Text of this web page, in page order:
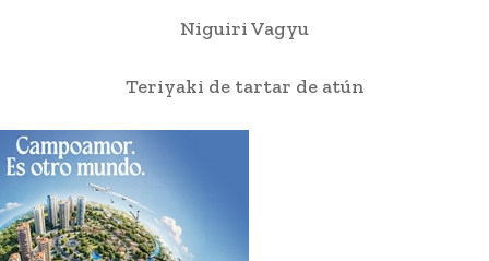
Niguiri Vagyu
Teriyaki de tartar de atún